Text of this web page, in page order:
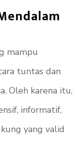
mampu
tuntas dan
Oleh karena itu,
informatif,
yang valid